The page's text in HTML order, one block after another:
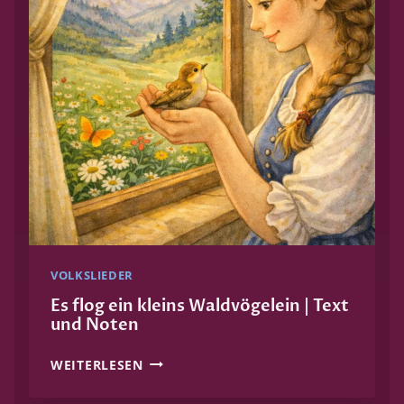
I
N
W
E
N
I
G
L
U
S
T
I
T
T
VOLKSLIEDER
Es flog ein kleins Waldvögelein | Text
und Noten
WEITERLESENE